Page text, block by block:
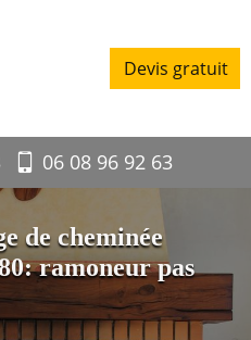
Devis gratuit
06 08 96 92 63
de cheminée
ramoneur pas